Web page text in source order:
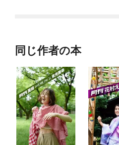
同じ作者の本